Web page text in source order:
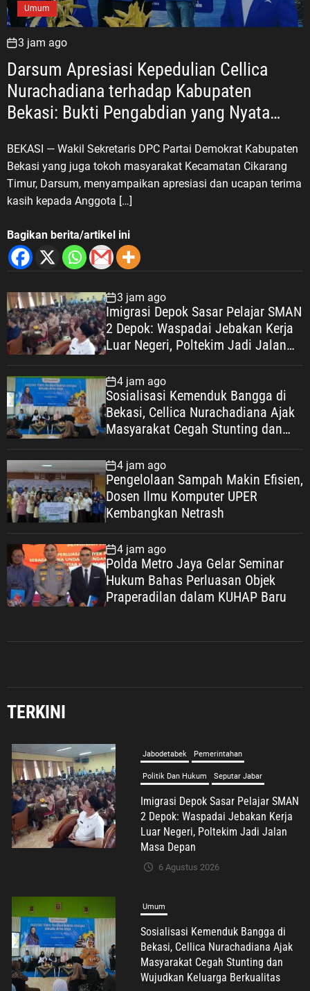
Umum
3 jam ago
Darsum Apresiasi Kepedulian Cellica
Nurachadiana terhadap Kabupaten
Bekasi: Bukti Pengabdian yang Nyata
BEKASI — Wakil Sekretaris DPC Partai Demokrat Kabupaten
Bekasi yang juga tokoh masyarakat Kecamatan Cikarang
Timur, Darsum, menyampaikan apresiasi dan ucapan terima
kasih kepada Anggota […]
Bagikan berita/artikel ini
3 jam ago
Imigrasi Depok Sasar Pelajar SMAN
2 Depok: Waspadai Jebakan Kerja
Luar Negeri, Poltekim Jadi Jalan
4 jam ago
Sosialisasi Kemenduk Bangga di
Bekasi, Cellica Nurachadiana Ajak
Masyarakat Cegah Stunting dan
4 jam ago
Pengelolaan Sampah Makin Efisien,
Dosen Ilmu Komputer UPER
Kembangkan Netrash
4 jam ago
Polda Metro Jaya Gelar Seminar
Hukum Bahas Perluasan Objek
Praperadilan dalam KUHAP Baru
TERKINI
2 Depok: Waspadai Jebakan Kerja
Luar Negeri, Poltekim Jadi Jalan
Masa Depan
6 Agustus 2026
Umum
Sosialisasi Kemenduk Bangga di
Wujudkan Keluarga Berkualitas
6 Agustus 2026
Advertorial Nasional Pendidikan